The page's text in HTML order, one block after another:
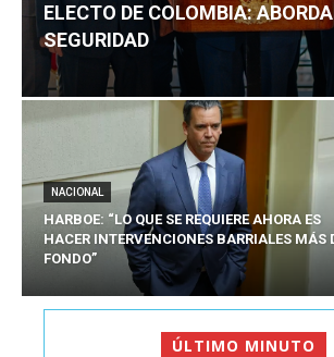
ELECTO DE COLOMBIA:
SEGURIDAD
NACIONAL
HARBOE: “LO QUE SE REQUIERE AHORA ES
HACER INTERVENCIONES BARRIALES MÁS
FONDO”
ÚLTIMO MINUTO